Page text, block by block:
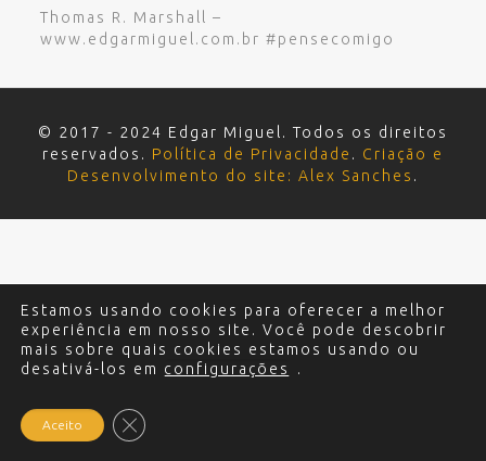
Thomas R. Marshall –
www.edgarmiguel.com.br #pensecomigo
© 2017 - 2024 Edgar Miguel. Todos os direitos
reservados. Política de Privacidade . Criação e
Desenvolvimento do site: Alex Sanches .
Estamos usando cookies para oferecer a melhor
experiência em nosso site. Você pode descobrir
mais sobre quais cookies estamos usando ou
desativá-los em configurações .
Aceito Close GDPR Cookie Banner